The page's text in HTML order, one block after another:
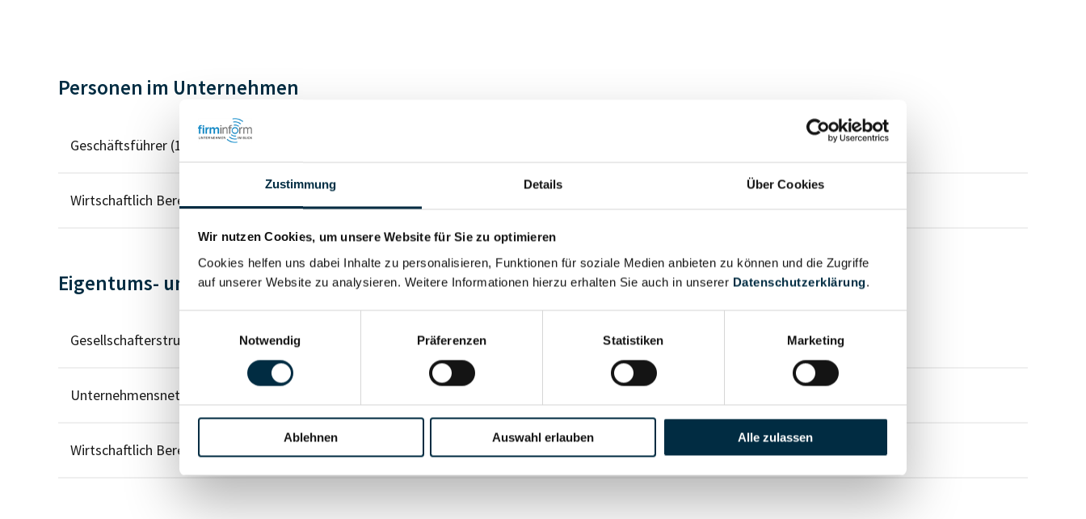
Zustimmung Details Über Cookies
Wir nutzen Cookies, um unsere Website für Sie zu optimieren
Cookies helfen uns dabei Inhalte zu personalisieren, Funktionen für soziale Medien anbieten zu können und die Zugriffe
auf unserer Website zu analysieren. Weitere Informationen hierzu erhalten Sie auch in unserer Datenschutzerklärung.
Notwendig
Präferenzen Statistiken Marketing
Ablehnen Auswahl erlauben Alle zulassen
Personen im Unternehmen
Geschäftsführer (1)
Wirtschaftlich Berechtigter
Eigentums- und Kontrollstruktur
Gesellschafterstruktur Vollständiges Unternehmensprofil anfragen
Unternehmensnetzwerk
Wirtschaftlich Berechtigten Pfad Vollständiges Unternehmensprofil anfragen